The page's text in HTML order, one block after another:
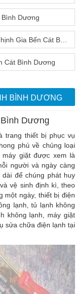
Dương
Bến Cát Bình Dương
Cát Bình Dương
BÌNH DƯƠNG
Dương
trang thiết bị phục vụ
phú về chủng loại
giặt được xem là
người và ngày càng
để chúng phát huy
vệ sinh định kì, theo
một ngày, thiết bị điện
lạnh, tủ lạnh không
không lạnh, máy giặt
sửa chữa điện lạnh tại